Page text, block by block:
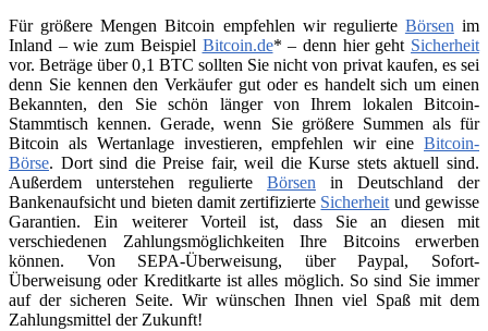
Für größere Mengen Bitcoin empfehlen wir regulierte Börsen im
Inland – wie zum Beispiel Bitcoin.de* – denn hier geht Sicherheit
vor. Beträge über 0,1 BTC sollten Sie nicht von privat kaufen, es sei
denn Sie kennen den Verkäufer gut oder es handelt sich um einen
Bekannten, den Sie schön länger von Ihrem lokalen Bitcoin-
Stammtisch kennen. Gerade, wenn Sie größere Summen als für
Bitcoin als Wertanlage investieren, empfehlen wir eine Bitcoin-
Börse. Dort sind die Preise fair, weil die Kurse stets aktuell sind.
Außerdem unterstehen regulierte Börsen in Deutschland der
Bankenaufsicht und bieten damit zertifizierte Sicherheit und gewisse
Garantien. Ein weiterer Vorteil ist, dass Sie an diesen mit
verschiedenen Zahlungsmöglichkeiten Ihre Bitcoins erwerben
können. Von SEPA-Überweisung, über Paypal, Sofort-
Überweisung oder Kreditkarte ist alles möglich. So sind Sie immer
auf der sicheren Seite. Wir wünschen Ihnen viel Spaß mit dem
Zahlungsmittel der Zukunft!